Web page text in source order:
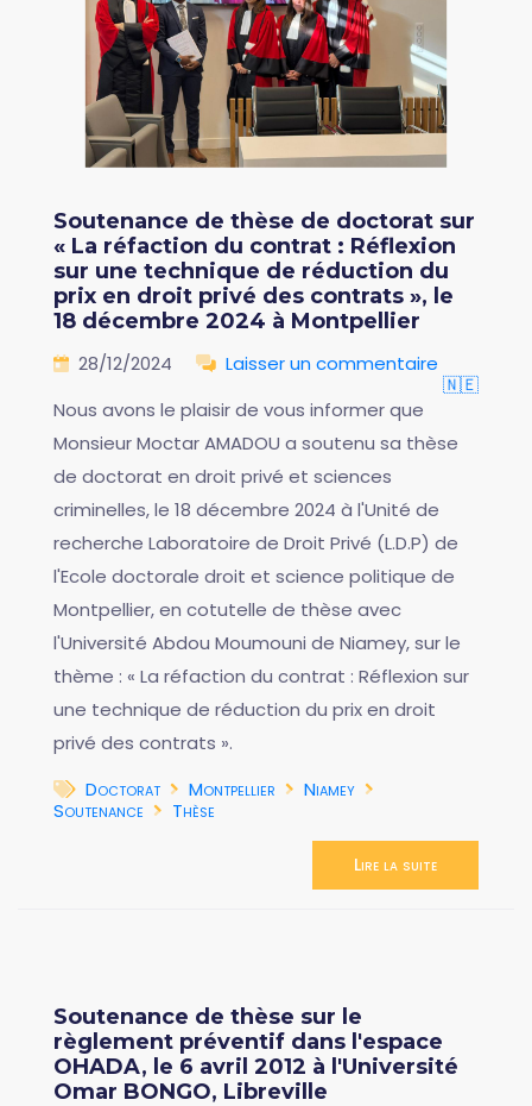
Soutenance de thèse de doctorat sur
« La réfaction du contrat : Réflexion
sur une technique de réduction du
prix en droit privé des contrats », le
18 décembre 2024 à Montpellier
28/12/2024
Laisser un commentaire
🇳🇪
Nous avons le plaisir de vous informer que
Monsieur Moctar AMADOU a soutenu sa thèse
de doctorat en droit privé et sciences
criminelles, le 18 décembre 2024 à l'Unité de
recherche Laboratoire de Droit Privé (L.D.P) de
l'Ecole doctorale droit et science politique de
Montpellier, en cotutelle de thèse avec
l'Université Abdou Moumouni de Niamey, sur le
thème : « La réfaction du contrat : Réflexion sur
une technique de réduction du prix en droit
privé des contrats ».
Doctorat
Montpellier
Niamey
Soutenance
Thèse
Lire la suite
Soutenance de thèse sur le
règlement préventif dans l'espace
OHADA, le 6 avril 2012 à l'Université
Omar BONGO, Libreville